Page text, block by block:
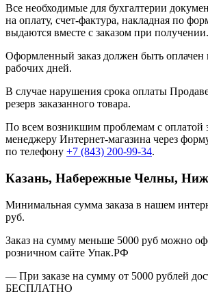
Все необходимые для бухгалтерии
на оплату, счет-фактура, накладная по
выдаются вместе с заказом при получении.
Оформленный заказ должен быть оплачен
рабочих дней.
В случае нарушения срока оплаты
резерв заказанного товара.
По всем возникшим проблемам с оплатой
менеджеру Интернет-магазина через
по телефону +7 (843) 200-99-34.
Казань, Набережные Челны,
Минимальная сумма заказа в нашем
руб.
Заказ на сумму меньше 5000 руб можно
розничном сайте Упак.РФ
— При заказе на сумму от 5000 рублей
БЕСПЛАТНО